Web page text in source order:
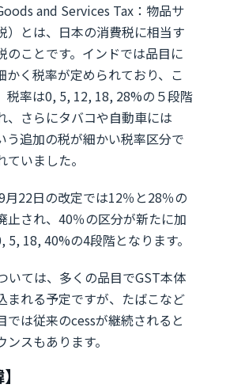
and Services Tax：物品サ
）とは、日本の消費税に相当す
のことです。インドでは品目に
かく税率が定められており、こ
税率は0, 5, 12, 18, 28%の５段階
、さらにタバコや自動車には
う追加の税が細かい税率区分で
ていました。
月22日の改定では12％と28％の
止され、40％の区分が新たに加
5, 18, 40%の4段階となります。
いては、多くの品目でGST本体
まれる予定ですが、たばこなど
では従来のcessが継続されると
ンスもあります。